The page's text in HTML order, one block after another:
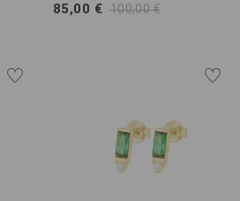
85,00 € 100,00 €